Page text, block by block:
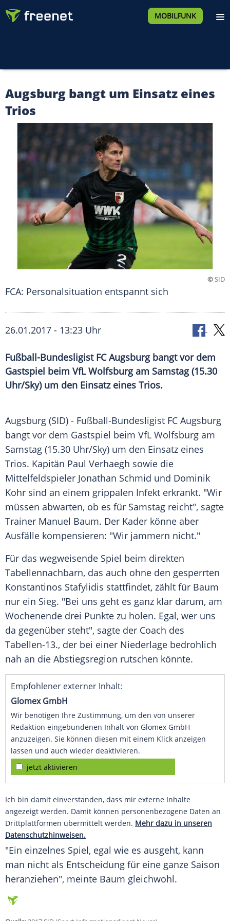
MOBILFUNK
Augsburg bangt um Einsatz eines
Trios
©SID
FCA: Personalsituation entspannt sich
26.01.2017 - 13:23 Uhr
Fußball-Bundesligist FC Augsburg bangt vor dem
Gastspiel beim VfL Wolfsburg am Samstag (15.30
Uhr/Sky) um den Einsatz eines Trios.
Augsburg (SID) - Fußball-Bundesligist FC Augsburg
bangt vor dem Gastspiel beim VfL Wolfsburg am
Samstag (15.30 Uhr/Sky) um den Einsatz eines
Trios. Kapitän Paul Verhaegh sowie die
Mittelfeldspieler Jonathan Schmid und Dominik
Kohr sind an einem grippalen Infekt erkrankt. "Wir
müssen abwarten, ob es für Samstag reicht", sagte
Trainer Manuel Baum. Der Kader könne aber
Ausfälle kompensieren: "Wir jammern nicht."
Für das wegweisende Spiel beim direkten
Tabellennachbarn, das auch ohne den gesperrten
Konstantinos Stafylidis stattfindet, zählt für Baum
nur ein Sieg. "Bei uns geht es ganz klar darum, am
Wochenende drei Punkte zu holen. Egal, wer uns
da gegenüber steht", sagte der Coach des
Tabellen-13., der bei einer Niederlage bedrohlich
nah an die Abstiegsregion rutschen könnte.
Empfohlener externer Inhalt:
Glomex GmbH
Wir benötigen Ihre Zustimmung, um den von unserer
Redaktion eingebundenen Inhalt von Glomex GmbH
anzuzeigen. Sie können diesen mit einem Klick anzeigen
lassen und auch wieder deaktivieren.
jetzt aktivieren
Ich bin damit einverstanden, dass mir externe Inhalte
angezeigt werden. Damit können personenbezogene Daten an
Drittplattformen übermittelt werden. Mehr dazu in unseren
Datenschutzhinweisen.
"Ein einzelnes Spiel, egal wie es ausgeht, kann
man nicht als Entscheidung für eine ganze Saison
heranziehen", meinte Baum gleichwohl.